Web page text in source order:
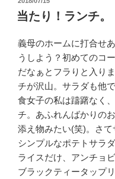
稿
日:
当たり！ランチ。
義母のホームに打合せ
うしよう？初めてのコ
だなぁとフラりと入り
チが沢山。サラダも他
食女子の私は躊躇なく
チ。あふれんばかりの
添え物みたい(笑)。さ
シンプルなポテトサラ
ライスだけ、アンチョ
ブラックティータップ